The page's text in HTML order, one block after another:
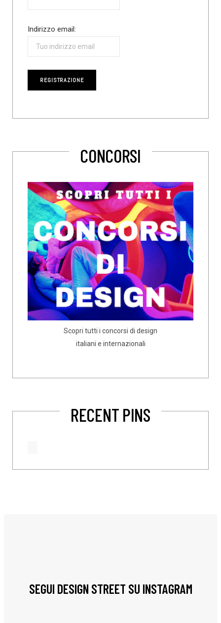
Indirizzo email:
CONCORSI
Scopri tutti i concorsi di design
italiani e internazionali
RECENT PINS
SEGUI DESIGN STREET SU INSTAGRAM